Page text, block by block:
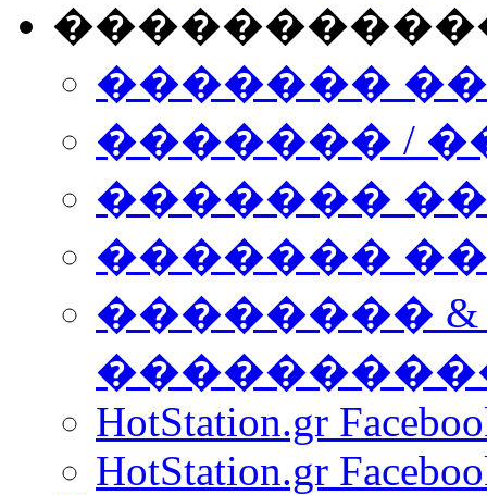
�������
������� /
�������
������� ���
��������
HotStation.gr
HotStation.gr